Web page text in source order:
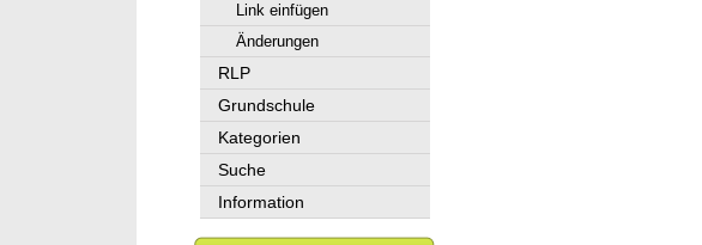
Link einfügen
Änderungen
RLP
Grundschule
Kategorien
Suche
Information